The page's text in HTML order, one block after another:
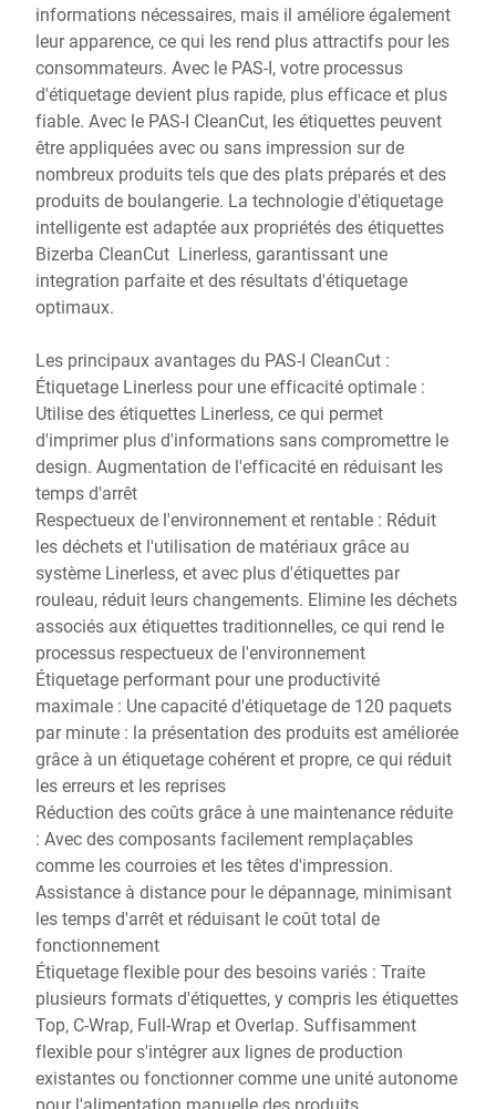
informations nécessaires, mais il améliore également
leur apparence, ce qui les rend plus attractifs pour les
consommateurs. Avec le PAS-I, votre processus
d'étiquetage devient plus rapide, plus efficace et plus
fiable. Avec le PAS-I CleanCut, les étiquettes peuvent
être appliquées avec ou sans impression sur de
nombreux produits tels que des plats préparés et des
produits de boulangerie. La technologie d'étiquetage
intelligente est adaptée aux propriétés des étiquettes
Bizerba CleanCut Linerless, garantissant une
integration parfaite et des résultats d'étiquetage
optimaux.
Les principaux avantages du PAS-I CleanCut :
Étiquetage Linerless pour une efficacité optimale :
Utilise des étiquettes Linerless, ce qui permet
d'imprimer plus d'informations sans compromettre le
design. Augmentation de l'efficacité en réduisant les
temps d'arrêt
Respectueux de l'environnement et rentable : Réduit
les déchets et l'utilisation de matériaux grâce au
système Linerless, et avec plus d'étiquettes par
rouleau, réduit leurs changements. Elimine les déchets
associés aux étiquettes traditionnelles, ce qui rend le
processus respectueux de l'environnement
Étiquetage performant pour une productivité
maximale : Une capacité d'étiquetage de 120 paquets
par minute : la présentation des produits est améliorée
grâce à un étiquetage cohérent et propre, ce qui réduit
les erreurs et les reprises
Réduction des coûts grâce à une maintenance réduite
: Avec des composants facilement remplaçables
comme les courroies et les têtes d'impression.
Assistance à distance pour le dépannage, minimisant
les temps d'arrêt et réduisant le coût total de
fonctionnement
Étiquetage flexible pour des besoins variés : Traite
plusieurs formats d'étiquettes, y compris les étiquettes
Top, C-Wrap, Full-Wrap et Overlap. Suffisamment
flexible pour s'intégrer aux lignes de production
existantes ou fonctionner comme une unité autonome
pour l'alimentation manuelle des produits